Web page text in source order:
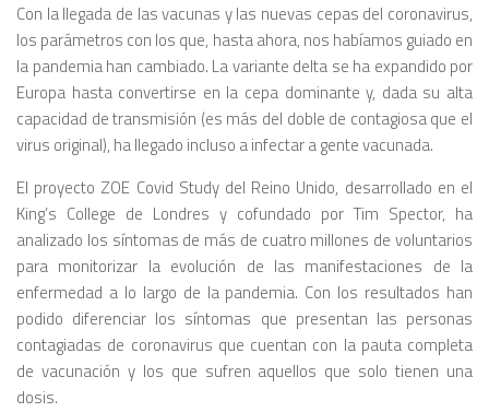
Con la llegada de las vacunas y las nuevas cepas del coronavirus,
los parámetros con los que, hasta ahora, nos habíamos guiado en
la pandemia han cambiado. La variante delta se ha expandido por
Europa hasta convertirse en la cepa dominante y, dada su alta
capacidad de transmisión (es más del doble de contagiosa que el
virus original), ha llegado incluso a infectar a gente vacunada.
El proyecto ZOE Covid Study del Reino Unido, desarrollado en el
King’s College de Londres y cofundado por Tim Spector, ha
analizado los síntomas de más de cuatro millones de voluntarios
para monitorizar la evolución de las manifestaciones de la
enfermedad a lo largo de la pandemia. Con los resultados han
podido diferenciar los síntomas que presentan las personas
contagiadas de coronavirus que cuentan con la pauta completa
de vacunación y los que sufren aquellos que solo tienen una
dosis.